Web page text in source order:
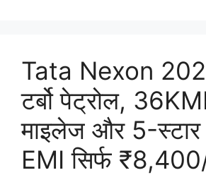
Tata Nexon
टर्बो पेट्रोल,
माइलेज और 5-स्टार
EMI सिर्फ